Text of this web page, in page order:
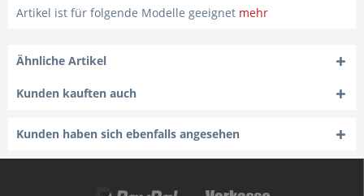
Artikel ist für folgende Modelle geeignet mehr
Ähnliche Artikel
Kunden kauften auch
Kunden haben sich ebenfalls angesehen